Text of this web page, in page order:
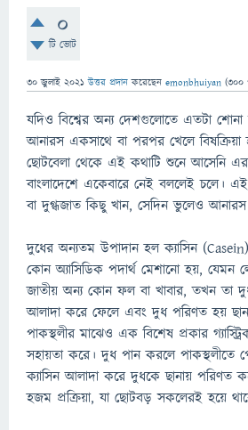
0
টি ভোট
30 জুলাই 2021 উত্তর প্রদান করেছেন emonbhuiyan (300
যদিও বিশ্বের অন্য দেশগুলোতে এতটা
আনারস একসাথে বা পরপর খেলে বিষক্রিয়া
ছোটবেলা থেকে এই কথাটি শুনে আসেনি
বাংলাদেশে একেবারে নেই বললেই চলে।
বা দুগ্ধজাত কিছু খান, সেদিন ভুলেও
দুধের অন্যতম উপাদান হল ক্যাসিন
কোন অ্যাসিডিক পদার্থ মেশানো হয়, যেমন
জাতীয় অন্য কোন ফল বা খাবার, তখন তা
আলাদা করে ফেলে এবং দুধ পরিণত হয়
পাকস্থলীর মাঝেও এক বিশেষ প্রকার
সহায়তা করে। দুধ পান করলে পাকস্থলীতে
ক্যাসিন আলাদা করে দুধকে ছানায় পরিণত
হজম প্রক্রিয়া, যা ছোটবড় সকলেরই হয়ে